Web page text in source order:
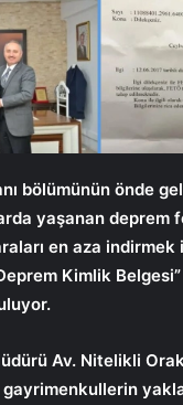
bölümünün önde
yaşanan deprem
en aza indirmek
Kimlik
Av. Nitelikli